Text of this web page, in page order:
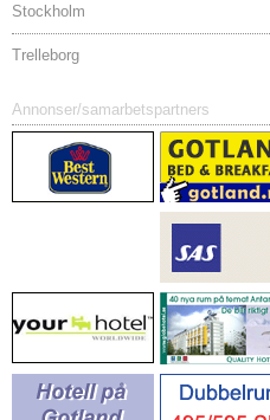
Stockholm
Trelleborg
Annonser/samarbetspartners